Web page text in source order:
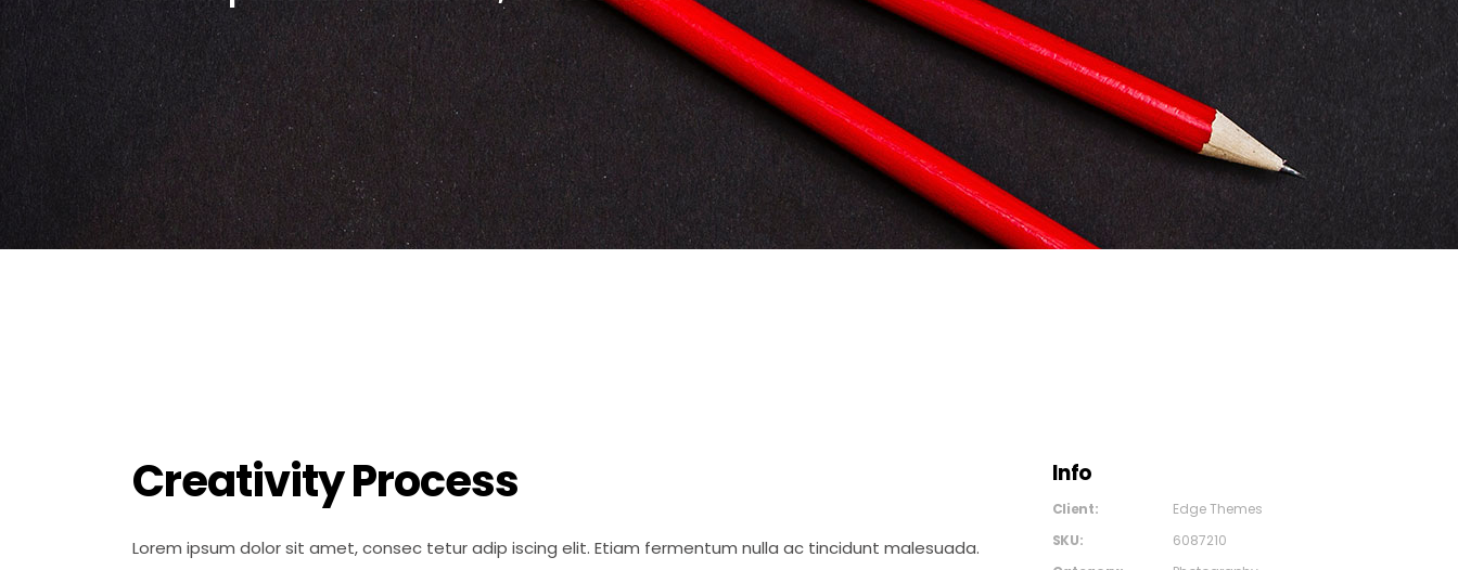
Creativity Process
Lorem ipsum dolor sit amet, consec tetur adip iscing elit. Etiam fermentum nulla ac tincidunt malesuada.
Info
Client:
Edge Themes
SKU:
6087210